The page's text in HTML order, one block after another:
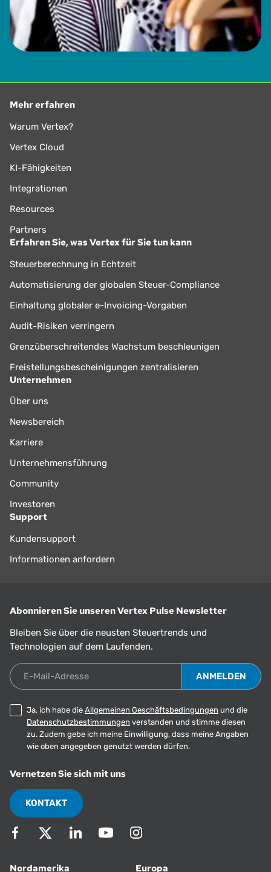
Mehr erfahren
Warum Vertex?
Vertex Cloud
KI-Fähigkeiten
Integrationen
Resources
Partners
Erfahren Sie, was Vertex für Sie tun kann
Steuerberechnung in Echtzeit
Automatisierung der globalen Steuer-Compliance
Einhaltung globaler e-Invoicing-Vorgaben
Audit-Risiken verringern
Grenzüberschreitendes Wachstum beschleunigen
Freistellungsbescheinigungen zentralisieren
Unternehmen
Über uns
Newsbereich
Karriere
Unternehmensführung
Community
Investoren
Support
Kundensupport
Informationen anfordern
Abonnieren Sie unseren Vertex Pulse Newsletter
Bleiben Sie über die neusten Steuertrends und
Technologien auf dem Laufenden.
E-Mail-Adresse
Ja, ich habe die Allgemeinen Geschäftsbedingungen und die
Datenschutzbestimmungen verstanden und stimme diesen
zu. Zudem gebe ich meine Einwilligung, dass meine Angaben
wie oben angegeben genutzt werden dürfen.
Vernetzen Sie sich mit uns
KONTAKT
Nordamerika Europa